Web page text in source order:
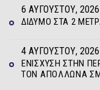
ΔΊΔΥΜΟ ΣΤΑ 2
6 ΑΥΓΟΎΣΤΟΥ, 2026
ΕΝΊΣΧΥΣΗ ΣΤΗΝ
ΤΟΝ ΑΠΌΛΛΩΝΑ
4 ΑΥΓΟΎΣΤΟΥ, 2026